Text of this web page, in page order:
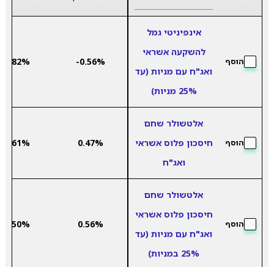
הוסף
אינפיניטי גמל
להשקעה אשראי
ואג"ח עם מניות (עד
25% מניות)
-0.56%
3.82%
הוסף
אלטשולר שחם
חיסכון פלוס אשראי
ואג"ח
0.47%
2.61%
הוסף
אלטשולר שחם
חיסכון פלוס אשראי
ואג"ח עם מניות (עד
25% במניות)
0.56%
3.50%